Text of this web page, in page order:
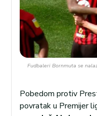
Fudbaleri Bornmuta se
Pobedom protiv
povratak u Premijer